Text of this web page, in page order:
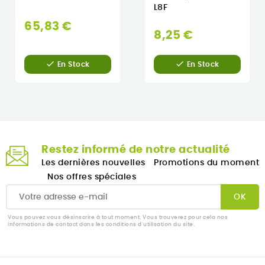
65,83 €
 En Stock
L8F
8,25 €
 En Stock
Restez informé de notre actualité
Les dernières nouvelles
Promotions du moment
Nos offres spéciales
Vous pouvez vous désinscrire à tout moment. Vous trouverez pour cela nos
informations de contact dans les conditions d'utilisation du site.